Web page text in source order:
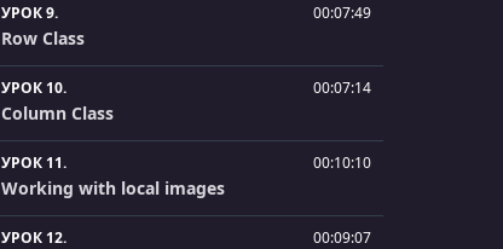
УРОК 9. 00:07:49
Row Class
УРОК 10. 00:07:14
Column Class
УРОК 11. 00:10:10
Working with local images
УРОК 12. 00:09:07